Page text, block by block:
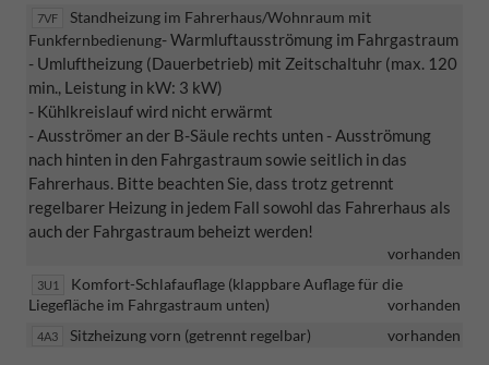
Fahrlichtschaltung
(automatische
Einschaltung bei
Nacht,
Tunnelfahrten)
Säule
abgedunkelt
(verstärkte
bestellt)
nicht
in
akustikglas
Normalglas
Reduzierung
Kombiinstrument
als
hochauflösendes
großes 10,25
Zoll TFT-
Farbdisplay
- Der Fahrer kann
zwischen
verschiedenen
Ansichten wählen
Verbindung mit
dem
Discover Media
Titanschwarz
-
Multifunktions-
(Farbe:
Titanschwarz/
-
Dekoreinlagen
Brushed Grey"
-
Klimaanlage
"Air Care
-
Lüftungsfenster/-
öffnungen links,
Mückenschutz
inkl. großer
Frontöffnung
(diese ohne
Mückenschutz)
nicht in
Verbindung
- Entfall
und Staubox
Multivan
7VF
Standheizung im Fahrerhaus/Wohnraum mit
Funkfernbedienung- Warmluftausströmung im Fahrgastraum
- Umluftheizung (Dauerbetrieb) mit Zeitschaltuhr (max. 120
min., Leistung in kW: 3 kW)
- Kühlkreislauf wird nicht erwärmt
- Ausströmer an der B-Säule rechts unten - Ausströmung
nach hinten in den Fahrgastraum sowie seitlich in das
Fahrerhaus. Bitte beachten Sie, dass trotz getrennt
regelbarer Heizung in jedem Fall sowohl das Fahrerhaus als
auch der Fahrgastraum beheizt werden!
vorhanden
3U1
Komfort-Schlafauflage (klappbare Auflage für die
Liegefläche im Fahrgastraum unten)
vorhanden
4A3 Sitzheizung vorn (getrennt regelbar) vorhanden